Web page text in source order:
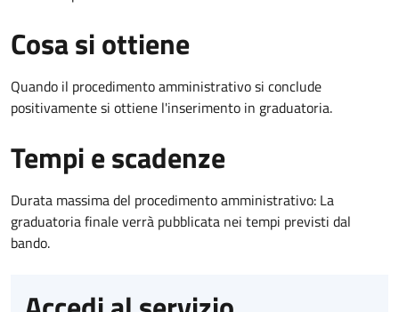
Cosa si ottiene
Quando il procedimento amministrativo si conclude
positivamente si ottiene l'inserimento in graduatoria.
Tempi e scadenze
Durata massima del procedimento amministrativo: La
graduatoria finale verrà pubblicata nei tempi previsti dal
bando.